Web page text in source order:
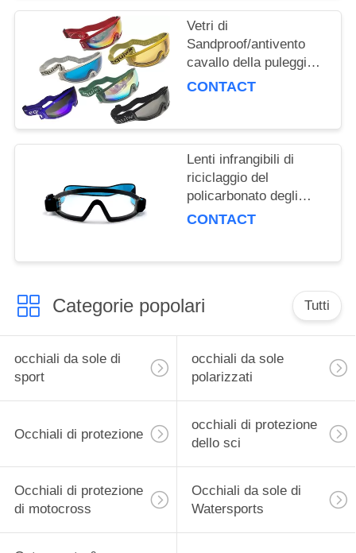
Vetri di
Sandproof/antivento
cavallo della puleggia
tenditrice di sport degli
CONTACT
Lenti infrangibili di
riciclaggio del
policarbonato degli
occhiali di protezione di
CONTACT
Categorie popolari Tutti
occhiali da sole di
sport
occhiali da sole
polarizzati
Occhiali di protezione
occhiali di protezione
dello sci
Occhiali di protezione
di motocross
Occhiali da sole di
Watersports